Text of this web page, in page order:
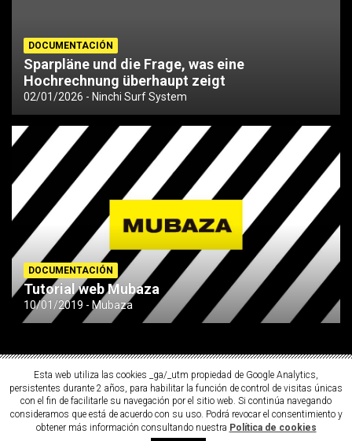
DOCUMENTACIÓN
Sparpläne und die Frage, was eine
Hochrechnung überhaupt zeigt
02/01/2026 Ninchi Surf System
DOCUMENTACIÓN
Tutorial web Mubaza
10/01/2019 Mubaza
Copyright ©2026MUBAZA
Esta web utiliza las cookies _ga/_utm propiedad de Google Analytics,
persistentes durante 2 años, para habilitar la función de control de visitas únicas
con el fin de facilitarle su navegación por el sitio web. Si continúa navegando
consideramos que está de acuerdo con su uso. Podrá revocar el consentimiento y
obtener más información consultando nuestra Política de cookies